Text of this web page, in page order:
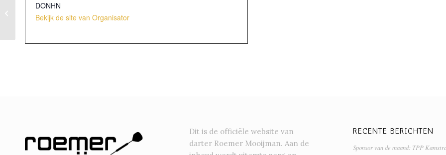
DONHN
Bekijk de site van Organisator
Dit is de officiële website van
darter Roemer Mooijman. Aan de
RECENTE BERICHTEN
Sponsor van de maand: TPP
Blue Gamblers – Second
Generation